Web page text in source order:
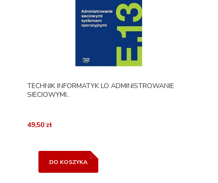
TECHNIK INFORMATYK LO ADMINISTROWANIE
SIECIOWYMI..
49,50 zł
DO KOSZYKA